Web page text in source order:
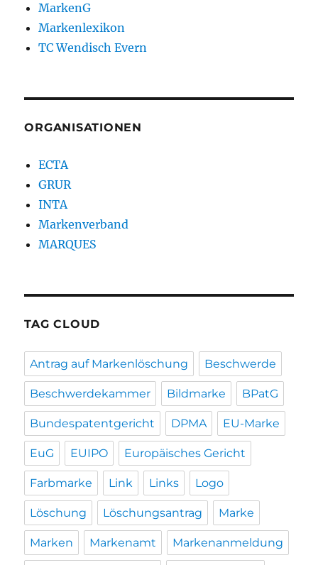
MarkenG
Markenlexikon
TC Wendisch Evern
ORGANISATIONEN
ECTA
GRUR
INTA
Markenverband
MARQUES
TAG CLOUD
Antrag auf Markenlöschung Beschwerde
Beschwerdekammer Bildmarke BPatG
Bundespatentgericht DPMA EU-Marke
EuG EUIPO Europäisches Gericht
Farbmarke Link Links Logo
Löschung Löschungsantrag Marke
Marken Markenamt Markenanmeldung